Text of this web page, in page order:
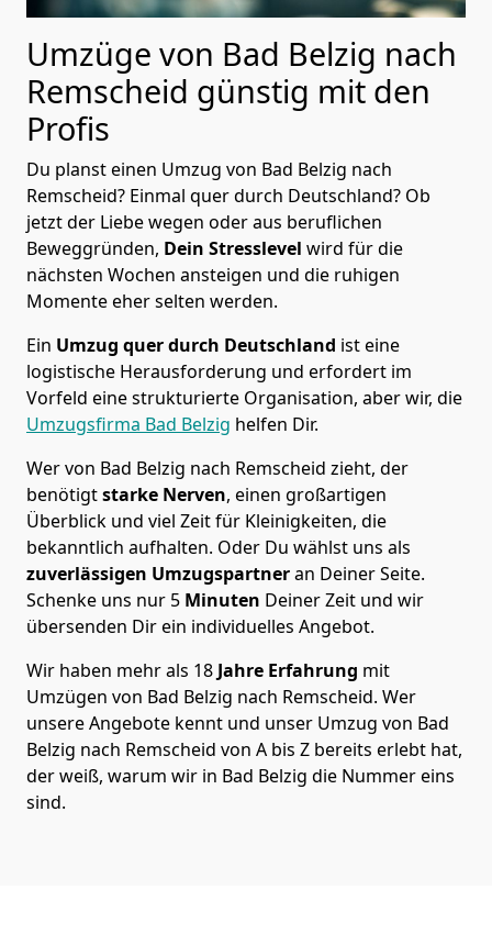
Umzüge von Bad Belzig nach
Remscheid günstig mit den
Profis
Du planst einen Umzug von Bad Belzig nach
Remscheid? Einmal quer durch Deutschland? Ob
jetzt der Liebe wegen oder aus beruflichen
Beweggründen, Dein Stresslevel wird für die
nächsten Wochen ansteigen und die ruhigen
Momente eher selten werden.
Ein Umzug quer durch Deutschland ist eine
logistische Herausforderung und erfordert im
Vorfeld eine strukturierte Organisation, aber wir, die
Umzugsfirma Bad Belzig helfen Dir.
Wer von Bad Belzig nach Remscheid zieht, der
benötigtstarke Nerven, einen großartigen
Überblick und viel Zeit für Kleinigkeiten, die
bekanntlich aufhalten. Oder Du wählst uns als
zuverlässigen Umzugspartneran Deiner Seite.
Schenke uns nur 5 Minuten Deiner Zeit und wir
übersenden Dir ein individuelles Angebot.
Wir haben mehr als 18 Jahre Erfahrung mit
Umzügen von Bad Belzig nach Remscheid. Wer
unsere Angebote kennt und unser Umzug von Bad
Belzig nach Remscheid von A bis Z bereits erlebt hat,
der weiß, warum wir in Bad Belzig die Nummer eins
sind.